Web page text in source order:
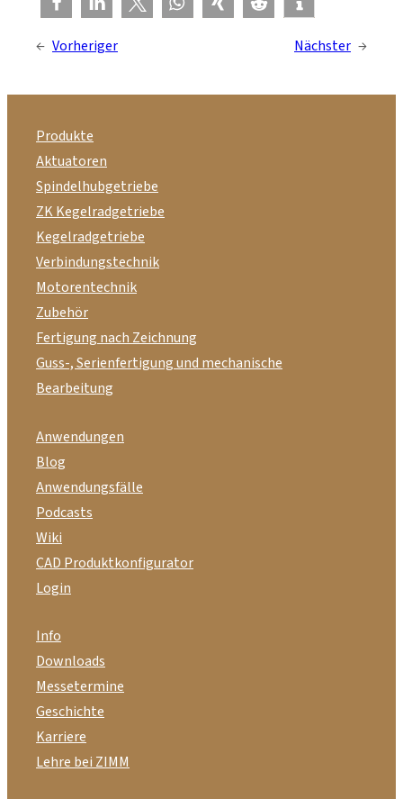
← Vorheriger Nächster →
Produkte
Aktuatoren
Spindelhubgetriebe
ZK Kegelradgetriebe
Kegelradgetriebe
Verbindungstechnik
Motorentechnik
Zubehör
Fertigung nach Zeichnung
Guss-, Serienfertigung und mechanische
Bearbeitung
Anwendungen
Blog
Anwendungsfälle
Podcasts
Wiki
CAD Produktkonfigurator
Login
Info
Downloads
Messetermine
Geschichte
Karriere
Lehre bei ZIMM